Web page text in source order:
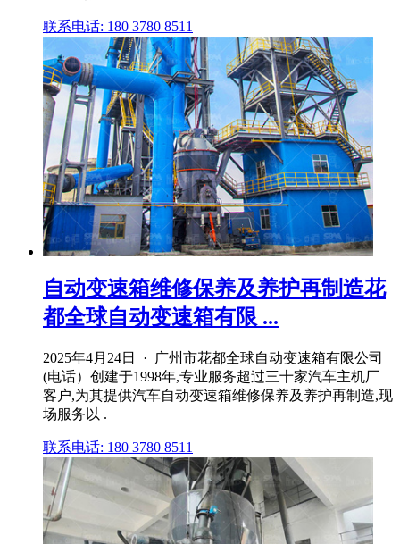
联系电话: 180 3780 8511
自动变速箱维修保养及养护再制造花
都全球自动变速箱有限 ...
2025年4月24日 · 广州市花都全球自动变速箱有限公司
(电话）创建于1998年,专业服务超过三十家汽车主机厂
客户,为其提供汽车自动变速箱维修保养及养护再制造,现
场服务以 .
联系电话: 180 3780 8511